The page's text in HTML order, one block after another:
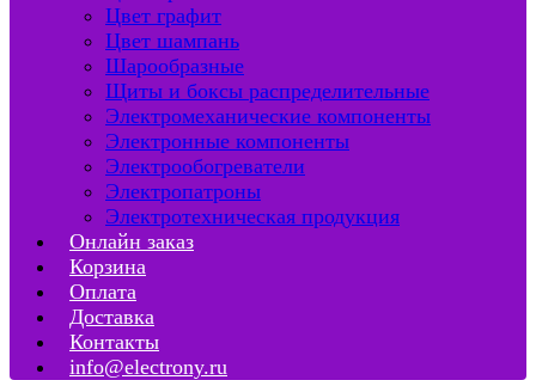
Цвет графит
Цвет шампань
Шарообразные
Щиты и боксы распределительные
Электромеханические компоненты
Электронные компоненты
Электрообогреватели
Электропатроны
Электротехническая продукция
Онлайн заказ
Корзина
Оплата
Доставка
Контакты
info@electrony.ru